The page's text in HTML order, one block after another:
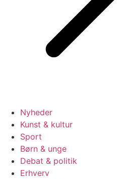
Nyheder
Kunst & kultur
Sport
Børn & unge
Debat & politik
Erhverv